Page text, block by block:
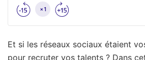
Et si les réseaux sociaux étaient
pour recruter vos talents ? Dans